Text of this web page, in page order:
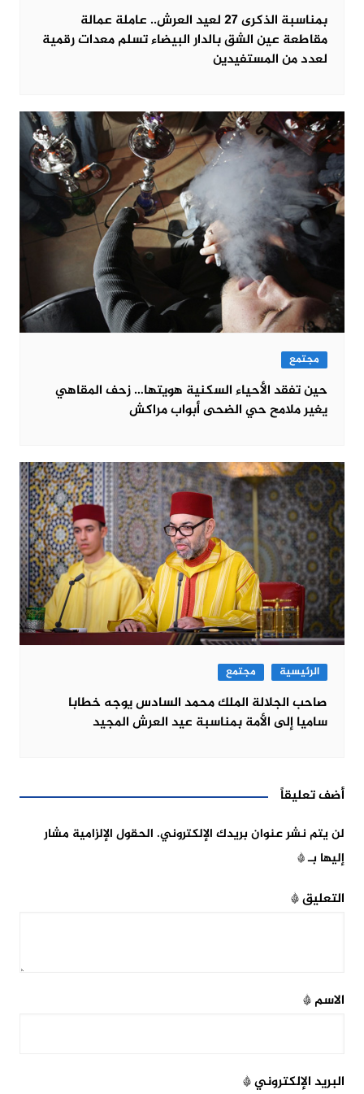
بمناسبة الذكرى 27 لعيد العرش.. عاملة عمالة
مقاطعة عين الشق بالدار البيضاء تسلم معدات رقمية
لعدد من المستفيدين
مجتمع
حين تفقد الأحياء السكنية هويتها… زحف المقاهي
يغير ملامح حي الضحى أبواب مراكش
الرئيسية مجتمع
صاحب الجلالة الملك محمد السادس يوجه خطابا
ساميا إلى الأمة بمناسبة عيد العرش المجيد
أضف تعليقاً
لن يتم نشر عنوان بريدك الإلكتروني. الحقول الإلزامية مشار
إليها بـ*
التعليق*
الاسم*
البريد الإلكتروني*